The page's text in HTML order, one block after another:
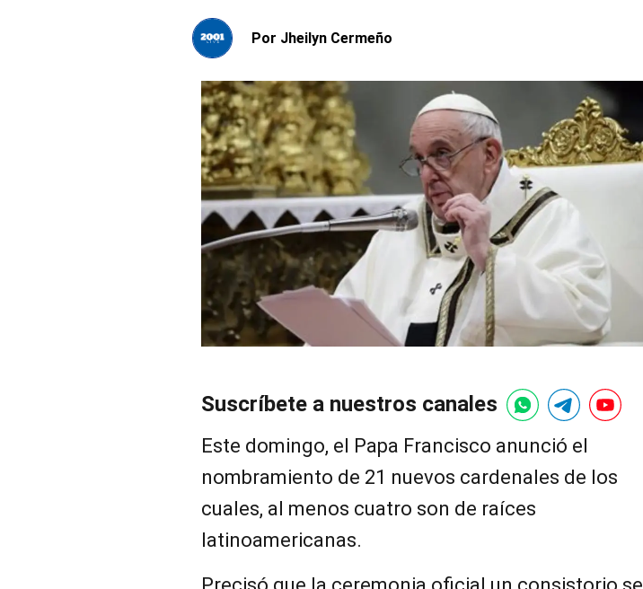
Por Jheilyn Cermeño
Suscríbete a nuestros canales
Este domingo, el Papa Francisco anunció el
nombramiento de 21 nuevos cardenales de los
cuales, al menos cuatro son de raíces
latinoamericanas.